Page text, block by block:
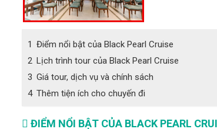
1 Điểm nổi bật của Black Pearl Cruise
2 Lịch trình tour của Black Pearl Cruise
3 Giá tour, dịch vụ và chính sách
4 Thêm tiện ích cho chuyến đi
ĐIỂM NỔI BẬT CỦA BLACK PEARL